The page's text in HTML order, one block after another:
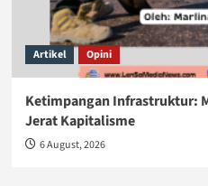
Artikel Opini
Ketimpangan Infrastruktur:
Jerat Kapitalisme
6 August, 2026